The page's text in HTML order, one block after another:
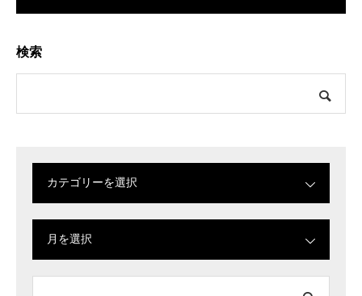
検索
カテゴリーを選択
月を選択